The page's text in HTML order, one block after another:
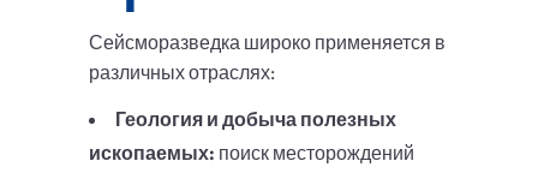
Сейсморазведка широко применяется в
различных отраслях:
Геология и добыча полезных
ископаемых: поиск месторождений